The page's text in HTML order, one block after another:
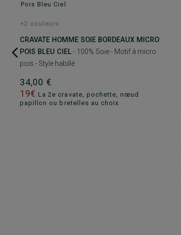
+2 couleurs
CRAVATE HOMME SOIE BORDEAUX MICRO
POIS BLEU CIEL - 100% Soie - Motif à micro
pois - Style habillé
34,00 €
19€ La 2e cravate, pochette, nœud
papillon ou bretelles au choix